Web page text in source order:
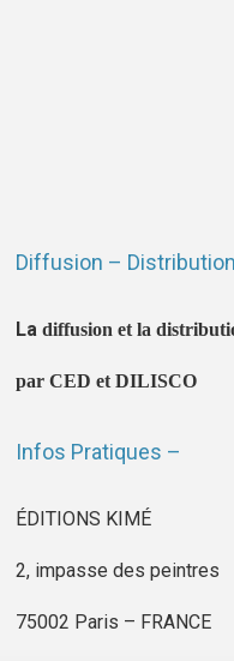
Diffusion – Distribution
La diffusion et la
par CED et DILISCO
Infos Pratiques –
ÉDITIONS KIMÉ
2, impasse des peintres
75002 Paris – FRANCE